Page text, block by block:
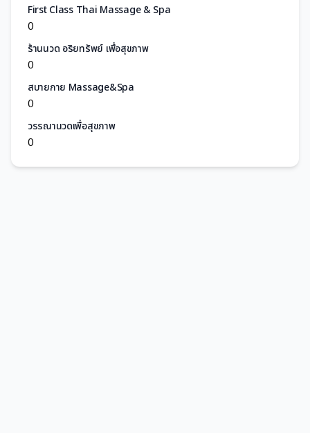
First Class Thai Massage & Spa
0
ร้านนวด อริยทรัพย์ เพื่อสุขภาพ
0
สบายกาย Massage&Spa
0
วรรณานวดเพื่อสุขภาพ
0